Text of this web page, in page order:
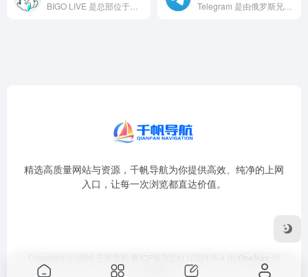
精选高质量网站与资源，千帆导航为你提供高效、纯净的上网
入口，让每一次浏览都直达价值。